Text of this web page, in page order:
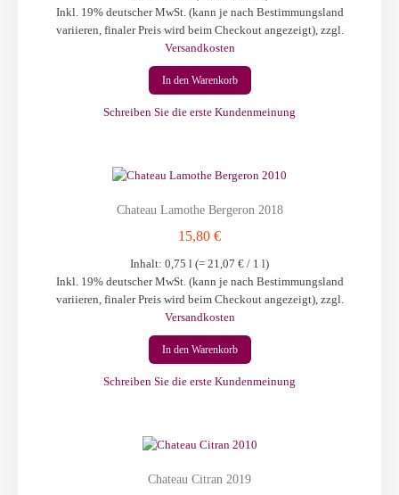
Inkl. 19% deutscher MwSt. (kann je nach Bestimmungsland
variieren, finaler Preis wird beim Checkout angezeigt), zzgl.
Versandkosten
In den Warenkorb
Schreiben Sie die erste Kundenmeinung
Chateau Lamothe Bergeron 2018
15,80 €
Inhalt: 0,75 l (= 21,07 € / 1 l)
Inkl. 19% deutscher MwSt. (kann je nach Bestimmungsland
variieren, finaler Preis wird beim Checkout angezeigt), zzgl.
Versandkosten
In den Warenkorb
Schreiben Sie die erste Kundenmeinung
Chateau Citran 2019